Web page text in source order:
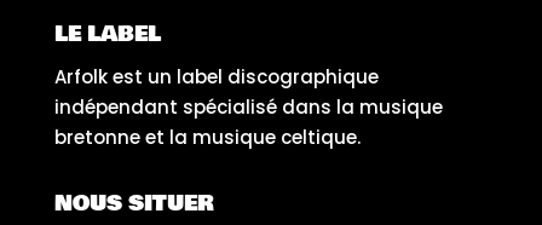
LE LABEL
Arfolk est un label discographique
indépendant spécialisé dans la musique
bretonne et la musique celtique.
NOUS SITUER